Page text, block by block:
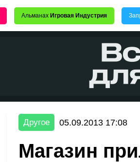
Альманах Игровая Индустрия
Другое 05.09.2013 17:08
Магазин